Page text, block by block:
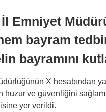
Emniyet
bayram
bayramını
X hesabından
huzur ve güvenliğini
yer verildi.